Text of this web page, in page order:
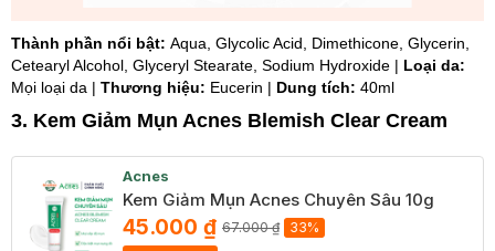
Thành phần nổi bật: Aqua, Glycolic Acid, Dimethicone, Glycerin,
Cetearyl Alcohol, Glyceryl Stearate, Sodium Hydroxide | Loại da:
Mọi loại da | Thương hiệu: Eucerin | Dung tích: 40ml
3. Kem Giảm Mụn Acnes Blemish Clear Cream
Acnes
Kem Giảm Mụn Acnes Chuyên Sâu 10g
45.000 ₫ 67.000 ₫ 33%